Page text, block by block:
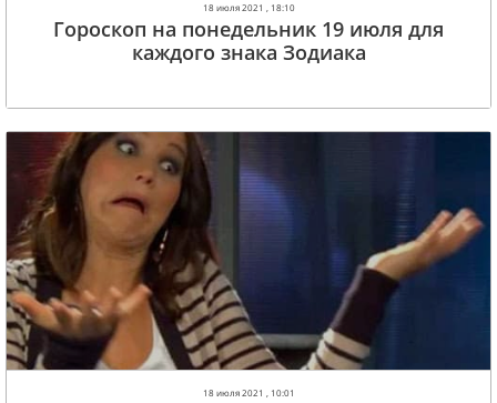
18 июля 2021 , 18:10
Гороскоп на понедельник 19 июля для
каждого знака Зодиака
18 июля 2021 , 10:01